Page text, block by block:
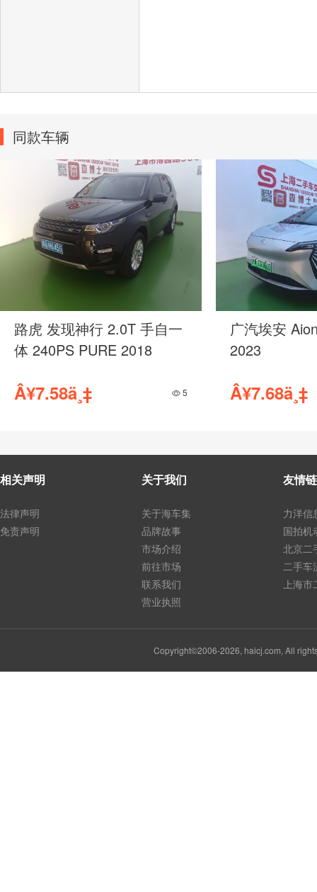
同款车辆
奥迪 Q3 2.0TFSI 双离合
40TFSI 进享人生版 2021
Â¥11.80ä¸‡ 47
奥迪 Q5
40TFSI 豪华
Â¥20.09ä¸‡
相关声明
法律声明
免责声明
关于我们
关于海车集
品牌故事
市场介绍
前往市场
联系我们
营业执照
友情
力洋信
国拍机
北京二
二手车
上海
Copyright©2006-2026, haicj.com, All